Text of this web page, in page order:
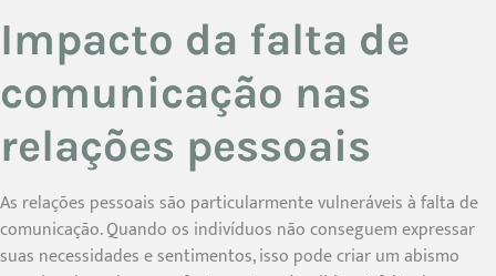
Impacto da falta de
comunicação nas
relações pessoais
As relações pessoais são particularmente vulneráveis à falta de
comunicação. Quando os indivíduos não conseguem expressar
suas necessidades e sentimentos, isso pode criar um abismo